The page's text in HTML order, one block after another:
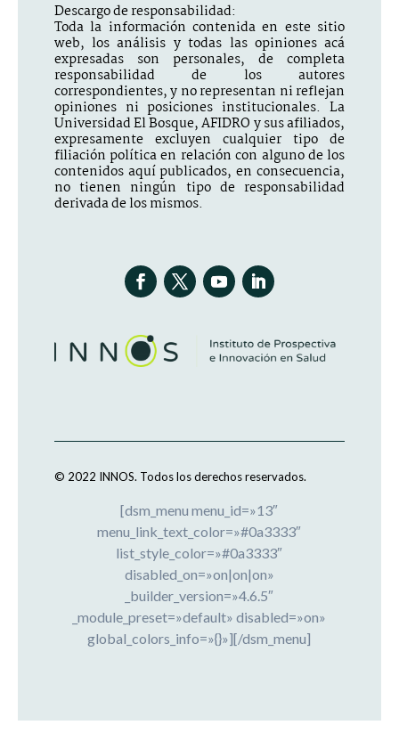
Descargo de responsabilidad:
Toda la información contenida en este sitio
web, los análisis y todas las opiniones acá
expresadas son personales, de completa
responsabilidad de los autores
correspondientes, y no representan ni reflejan
opiniones ni posiciones institucionales. La
Universidad El Bosque, AFIDRO y sus afiliados,
expresamente excluyen cualquier tipo de
filiación política en relación con alguno de los
contenidos aquí publicados, en consecuencia,
no tienen ningún tipo de responsabilidad
derivada de los mismos.
© 2022 INNOS. Todos los derechos reservados.
[dsm_menu menu_id=»13″
menu_link_text_color=»#0a3333″
list_style_color=»#0a3333″
disabled_on=»on|on|on»
_builder_version=»4.6.5″
_module_preset=»default» disabled=»on»
global_colors_info=»{}»][/dsm_menu]